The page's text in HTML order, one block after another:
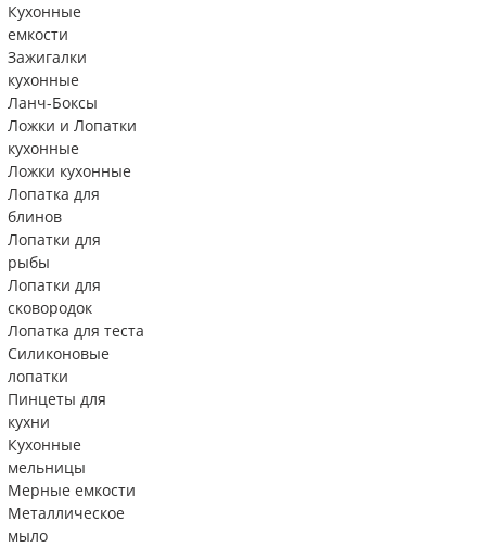
Кухонные
емкости
Зажигалки
кухонные
Ланч-Боксы
Ложки и Лопатки
кухонные
Ложки кухонные
Лопатка для
блинов
Лопатки для
рыбы
Лопатки для
сковородок
Лопатка для теста
Силиконовые
лопатки
Пинцеты для
кухни
Кухонные
мельницы
Мерные емкости
Металлическое
мыло